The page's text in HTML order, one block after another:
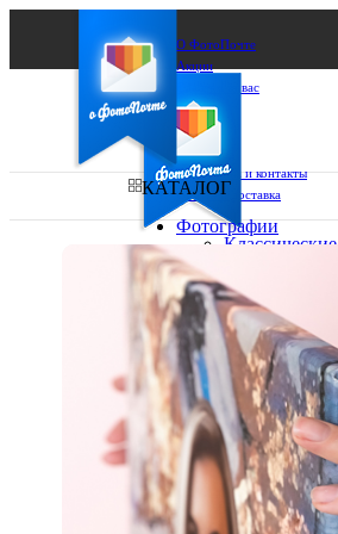
О ФотоПочте
Акции
Сделаем за вас
Бизнесу
FAQ
Франшиза
Поддержка и контакты
Оплата и доставка
Ваш город:
Ваш регион доставки
Выберите из списка:
КАТАЛОГ
Фотографии
Классические
13х18
15х15
15х20
20х20
20х30
30х30
30х40
А4
Фото
в